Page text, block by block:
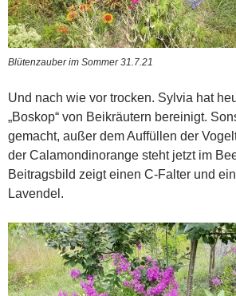
Blütenzauber im Sommer 31.7.21
Und nach wie vor trocken. Sylvia hat
„Boskop“ von Beikräutern bereinigt.
gemacht, außer dem Auffüllen der
der Calamondinorange steht jetzt im
Beitragsbild zeigt einen C-Falter und
Lavendel.